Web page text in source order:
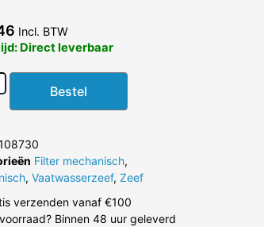
Incl. BTW
Direct leverbaar
Bestel
Filter mechanisch,
, Vaatwasserzeef, Zeef
verzenden vanaf €100
Binnen 48 uur geleverd